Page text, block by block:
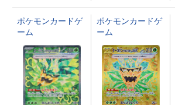
ポケモンカードゲ
ーム
ポケモンカードゲ
ーム